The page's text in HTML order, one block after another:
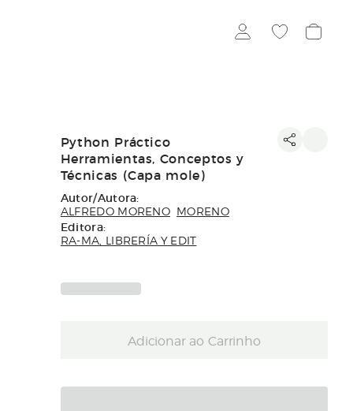
Python Práctico
Herramientas, Conceptos y
Técnicas (Capa mole)
Autor/Autora:
ALFREDO MORENO MORENO
Editora:
RA-MA, LIBRERÍA Y EDIT
Adicionar ao Carrinho